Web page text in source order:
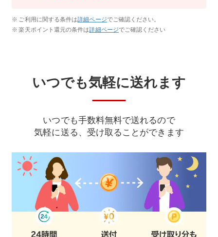
ご利用に関する条件は詳細ページでご確認ください。
楽天ポイント還元の条件は詳細ページでご確認ください
いつでも気軽に送れます
いつでも手数料無料で送れるので
気軽に送る、受け取ることができます